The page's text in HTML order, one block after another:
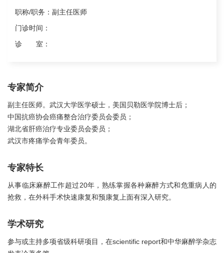
职称/职务： 副主任医师
门诊时间：
诊 室：
专家简介
副主任医师。武汉大学医学硕士，美国贝勒医学院博士后；
中国抗癌协会癌痛整合治疗委员会委员；
湖北省肝癌治疗专业委员会委员；
武汉市疼痛学会青年委员。
专家特长
从事临床麻醉工作超过20年，熟练掌握各种麻醉方式和危重病人的
抢救，在外科手术快速康复和预康复上面有深入研究。
学术研究
参与或主持多项省级科研项目，在scientific report和中华麻醉学杂志